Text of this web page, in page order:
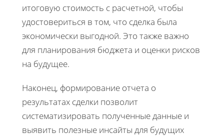
итоговую стоимость с расчетной, чтобы
удостовериться в том, что сделка была
экономически выгодной. Это также важно
для планирования бюджета и оценки рисков
на будущее.
Наконец, формирование отчета о
результатах сделки позволит
систематизировать полученные данные и
выявить полезные инсайты для будущих